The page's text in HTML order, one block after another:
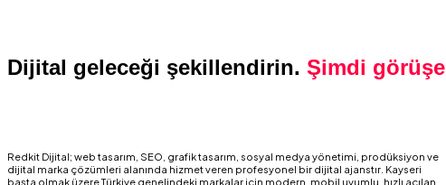
Dijital geleceği şekillendirin. Şimdi
Redkit Dijital; web tasarım, SEO, grafik tasarım, sosyal medya yönetimi, prodüksiyon ve
dijital marka çözümleri alanında hizmet veren profesyonel bir dijital ajanstır. Kayseri
başta olmak üzere Türkiye genelindeki markalar için modern, mobil uyumlu, hızlı açılan